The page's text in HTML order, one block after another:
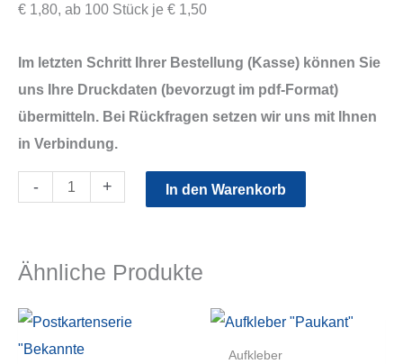
€ 1,80, ab 100 Stück je € 1,50
Im letzten Schritt Ihrer Bestellung (Kasse) können Sie
uns Ihre Druckdaten (bevorzugt im pdf-Format)
übermitteln. Bei Rückfragen setzen wir uns mit Ihnen
in Verbindung.
-
Aufkleber
Menge
+ In den Warenkorb
Ähnliche Produkte
Aufkleber